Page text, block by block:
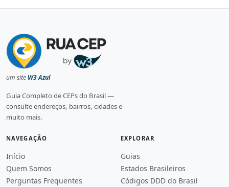
um site W3 Azul
Guia Completo de CEPs do Brasil —
consulte endereços, bairros, cidades e
muito mais.
NAVEGAÇÃO
Início
Quem Somos
Perguntas Frequentes
EXPLORAR
Guias
Estados Brasileiros
Códigos DDD do Brasil